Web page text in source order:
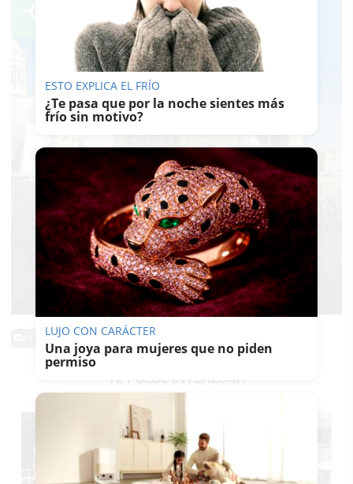
0 Comentarios
TE PUEDE INTERESAR
ESTO EXPLICA EL FRÍO
¿Te pasa que por la noche sientes más
frío sin motivo?
LUJO CON CARÁCTER
Una joya para mujeres que no piden
permiso